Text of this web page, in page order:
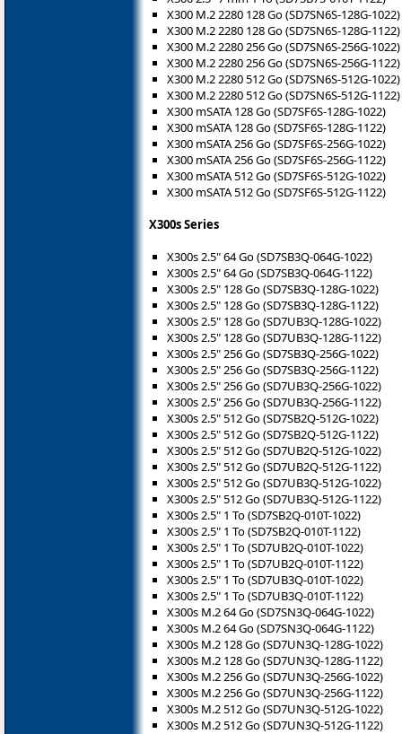
X300 M.2 2280 128 Go (SD7SN6S-128G-1022)
X300 M.2 2280 128 Go (SD7SN6S-128G-1122)
X300 M.2 2280 256 Go (SD7SN6S-256G-1022)
X300 M.2 2280 256 Go (SD7SN6S-256G-1122)
X300 M.2 2280 512 Go (SD7SN6S-512G-1022)
X300 M.2 2280 512 Go (SD7SN6S-512G-1122)
X300 mSATA 128 Go (SD7SF6S-128G-1022)
X300 mSATA 128 Go (SD7SF6S-128G-1122)
X300 mSATA 256 Go (SD7SF6S-256G-1022)
X300 mSATA 256 Go (SD7SF6S-256G-1122)
X300 mSATA 512 Go (SD7SF6S-512G-1022)
X300 mSATA 512 Go (SD7SF6S-512G-1122)
X300s Series
X300s 2.5" 64 Go (SD7SB3Q-064G-1022)
X300s 2.5" 64 Go (SD7SB3Q-064G-1122)
X300s 2.5" 128 Go (SD7SB3Q-128G-1022)
X300s 2.5" 128 Go (SD7SB3Q-128G-1122)
X300s 2.5" 128 Go (SD7UB3Q-128G-1022)
X300s 2.5" 128 Go (SD7UB3Q-128G-1122)
X300s 2.5" 256 Go (SD7SB3Q-256G-1022)
X300s 2.5" 256 Go (SD7SB3Q-256G-1122)
X300s 2.5" 256 Go (SD7UB3Q-256G-1022)
X300s 2.5" 256 Go (SD7UB3Q-256G-1122)
X300s 2.5" 512 Go (SD7SB2Q-512G-1022)
X300s 2.5" 512 Go (SD7SB2Q-512G-1122)
X300s 2.5" 512 Go (SD7UB2Q-512G-1022)
X300s 2.5" 512 Go (SD7UB2Q-512G-1122)
X300s 2.5" 512 Go (SD7UB3Q-512G-1022)
X300s 2.5" 512 Go (SD7UB3Q-512G-1122)
X300s 2.5" 1 To (SD7SB2Q-010T-1022)
X300s 2.5" 1 To (SD7SB2Q-010T-1122)
X300s 2.5" 1 To (SD7UB2Q-010T-1022)
X300s 2.5" 1 To (SD7UB2Q-010T-1122)
X300s 2.5" 1 To (SD7UB3Q-010T-1022)
X300s 2.5" 1 To (SD7UB3Q-010T-1122)
X300s M.2 64 Go (SD7SN3Q-064G-1022)
X300s M.2 64 Go (SD7SN3Q-064G-1122)
X300s M.2 128 Go (SD7UN3Q-128G-1022)
X300s M.2 128 Go (SD7UN3Q-128G-1122)
X300s M.2 256 Go (SD7UN3Q-256G-1022)
X300s M.2 256 Go (SD7UN3Q-256G-1122)
X300s M.2 512 Go (SD7UN3Q-512G-1022)
X300s M.2 512 Go (SD7UN3Q-512G-1122)